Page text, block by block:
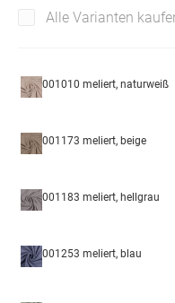
Alle Varianten
001010 meliert, naturweiß
001173 meliert, beige
001183 meliert, hellgrau
001253 meliert, blau